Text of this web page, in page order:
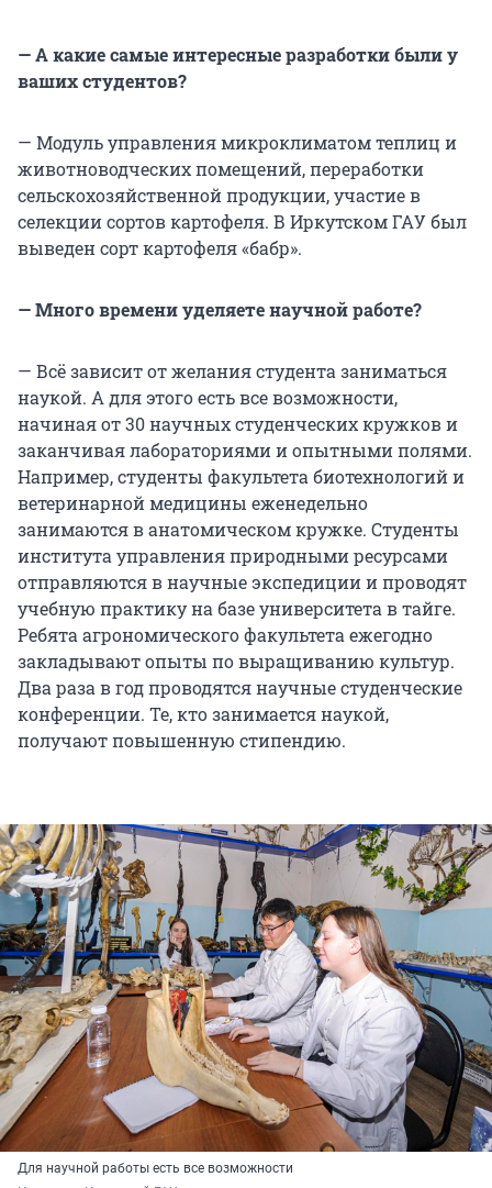
— А какие самые интересные разработки были у
ваших студентов?
— Модуль управления микроклиматом теплиц и
животноводческих помещений, переработки
сельскохозяйственной продукции, участие в
селекции сортов картофеля. В Иркутском ГАУ был
выведен сорт картофеля «бабр».
— Много времени уделяете научной работе?
— Всё зависит от желания студента заниматься
наукой. А для этого есть все возможности,
начиная от 30 научных студенческих кружков и
заканчивая лабораториями и опытными полями.
Например, студенты факультета биотехнологий и
ветеринарной медицины еженедельно
занимаются в анатомическом кружке. Студенты
института управления природными ресурсами
отправляются в научные экспедиции и проводят
учебную практику на базе университета в тайге.
Ребята агрономического факультета ежегодно
закладывают опыты по выращиванию культур.
Два раза в год проводятся научные студенческие
конференции. Те, кто занимается наукой,
получают повышенную стипендию.
Для научной работы есть все возможности